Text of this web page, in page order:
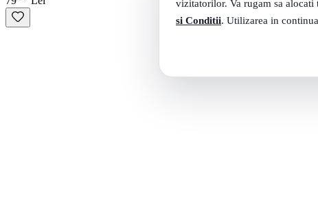
vizitatorilor. Va rugam sa
si Conditii. Utilizarea in